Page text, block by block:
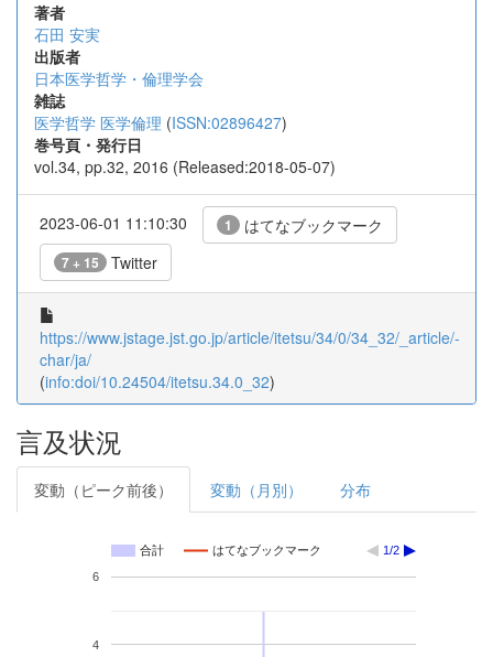
著者
石田 安実
出版者
日本医学哲学・倫理学会
雑誌
医学哲学 医学倫理 (ISSN:02896427)
巻号頁・発行日
vol.34, pp.32, 2016 (Released:2018-05-07)
2023-06-01 11:10:30 1 はてなブックマーク
7 + 15 Twitter
https://www.jstage.jst.go.jp/article/itetsu/34/0/34_32/_article/-
char/ja/
(info:doi/10.24504/itetsu.34.0_32)
言及状況
変動（ピーク前後） 変動（月別） 分布
合計 はてなブックマーク 1/2
4
6